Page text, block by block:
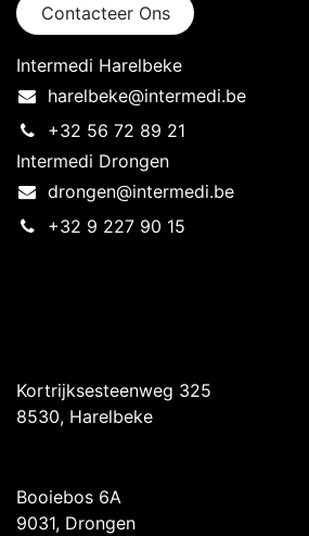
Contacteer Ons
Intermedi Harelbeke
harelbeke@intermedi.be
+32 56 72 89 21
Intermedi Drongen
drongen@intermedi.be
+32 9 227 90 15
Kortrijksesteenweg 325
8530, Harelbeke
Booiebos 6A
9031, Drongen